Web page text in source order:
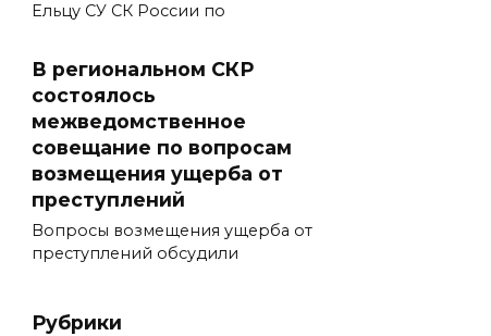
Ельцу СУ СК России по
В региональном СКР
состоялось
межведомственное
совещание по вопросам
возмещения ущерба от
преступлений
Вопросы возмещения ущерба от
преступлений обсудили
Рубрики